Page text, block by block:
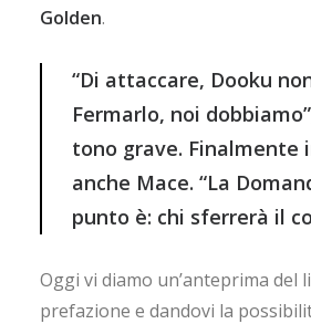
RICERCA
Golden.
“Di attaccare, Dooku
Fermarlo, noi
tono grave. Finalmente
anche Mace. “La
punto è: chi sferrerà il
Oggi vi diamo un’anteprima del
prefazione e dandovi la